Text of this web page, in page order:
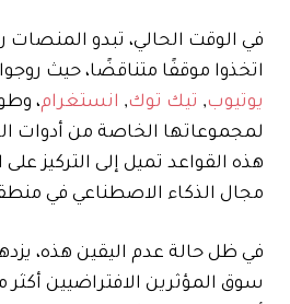
في الوقت الحالي، تبدو
اتخذوا موقفًا متناقضًا، حيث
يوتيوب, تيك توك, انستغرام،
لمجموعاتها الخاصة من أدوات
هذه القواعد تميل إلى التركيز
مجال الذكاء الاصطناعي في
في ظل حالة عدم اليقين هذه،